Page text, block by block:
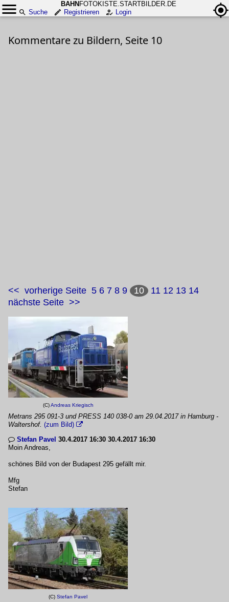
BAHN FOTOKISTE.STARTBILDER.DE
Suche
Registrieren Login
Kommentare zu Bildern, Seite 10
<< vorherige Seite 5 6 7 8 9 10 11 12 13 14
nächste Seite >>
(C)Andreas Kriegisch
Metrans 295 091-3 und PRESS 140 038-0 am 29.04.2017 in Hamburg -
Waltershof. (zum Bild) 
 Stefan Pavel 30.4.2017 16:30 30.4.2017 16:30
Moin Andreas,
schönes Bild von der Budapest 295 gefällt mir.
Mfg
Stefan
(C) Stefan Pavel